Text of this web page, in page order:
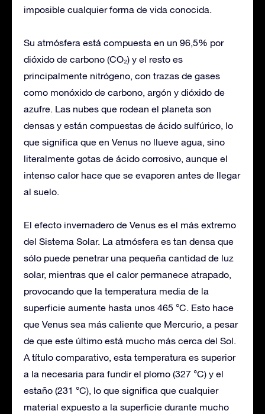
imposible cualquier forma de vida conocida.
Su atmósfera está compuesta en un 96,5% por
dióxido de carbono (CO₂) y el resto es
principalmente nitrógeno, con trazas de gases
como monóxido de carbono, argón y dióxido de
azufre. Las nubes que rodean el planeta son
densas y están compuestas de ácido sulfúrico, lo
que significa que en Venus no llueve agua, sino
literalmente gotas de ácido corrosivo, aunque el
intenso calor hace que se evaporen antes de llegar
al suelo.
El efecto invernadero de Venus es el más extremo
del Sistema Solar. La atmósfera es tan densa que
sólo puede penetrar una pequeña cantidad de luz
solar, mientras que el calor permanece atrapado,
provocando que la temperatura media de la
superficie aumente hasta unos 465 °C. Esto hace
que Venus sea más caliente que Mercurio, a pesar
de que este último está mucho más cerca del Sol.
A título comparativo, esta temperatura es superior
a la necesaria para fundir el plomo (327 °C) y el
estaño (231 °C), lo que significa que cualquier
material expuesto a la superficie durante mucho